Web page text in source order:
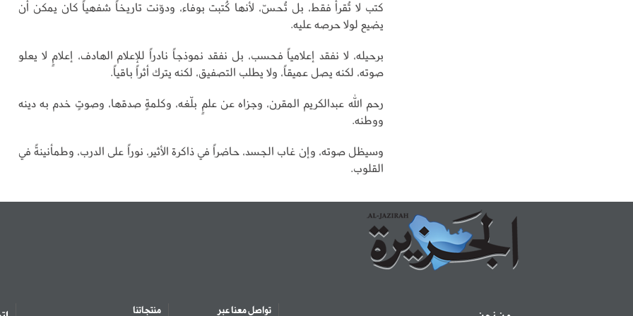
كتب لا تُقرأ فقط، بل تُحسّ، لأنها كُتبت بوفاء، ودوّنت تاريخاً شفهياً كان يمكن أن
يضيع لولا حرصه عليه.
برحيله، لا نفقد إعلامياً فحسب، بل نفقد نموذجاً نادراً للإعلام الهادف، إعلامٍ لا يعلو
صوته، لكنه يصل عميقاً، ولا يطلب التصفيق، لكنه يترك أثراً باقياً.
رحم الله عبدالكريم المقرن، وجزاه عن علمٍ بلّغه، وكلمةٍ صدقها، وصوتٍ خدم به دينه
ووطنه.
وسيظل صوته، وإن غاب الجسد، حاضراً في ذاكرة الأثير، نوراً على الدرب، وطمأنينةً في
القلوب.
تواصل معنا عبر منتجاتنا